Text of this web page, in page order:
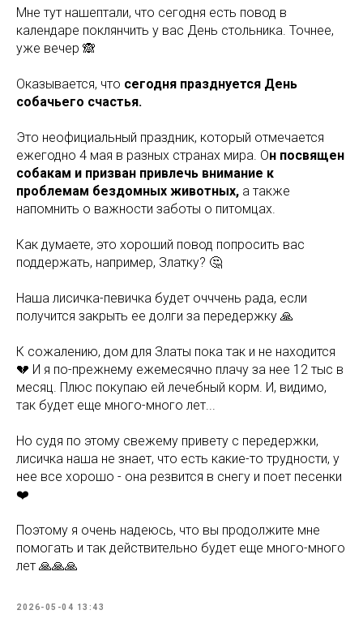
Мне тут нашептали, что сегодня есть повод в
календаре поклянчить у вас День стольника. Точнее,
уже вечер 🙈
Оказывается, что сегодня празднуется День
собачьего счастья.
Это неофициальный праздник, который отмечается
ежегодно 4 мая в разных странах мира. Он посвящен
собакам и призван привлечь внимание к
проблемам бездомных животных, а также
напомнить о важности заботы о питомцах.
Как думаете, это хороший повод попросить вас
поддержать, например, Златку? 🤔
Наша лисичка-певичка будет очччень рада, если
получится закрыть ее долги за передержку 🙏
К сожалению, дом для Златы пока так и не находится
💔 И я по-прежнему ежемесячно плачу за нее 12 тыс в
месяц. Плюс покупаю ей лечебный корм. И, видимо,
так будет еще много-много лет...
Но судя по этому свежему привету с передержки,
лисичка наша не знает, что есть какие-то трудности, у
нее все хорошо - она резвится в снегу и поет песенки
❤️
Поэтому я очень надеюсь, что вы продолжите мне
помогать и так действительно будет еще много-много
лет 🙏🙏🙏
2026-05-04 13:43